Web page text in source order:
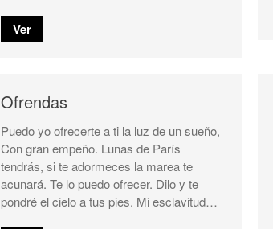
Ver
Ofrendas
Puedo yo ofrecerte a ti la luz de un sueño,
Con gran empeño. Lunas de París
tendrás, si te adormeces la marea te
acunará. Te lo puedo ofrecer. Dilo y te
pondré el cielo a tus pies. Mi esclavitud…